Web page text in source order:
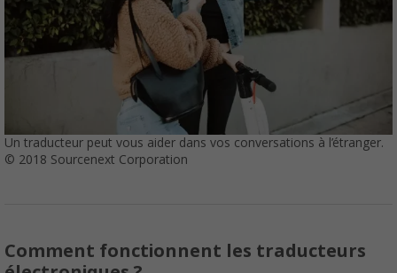
Un traducteur peut vous aider dans vos conversations à l’étranger.
© 2018 Sourcenext Corporation
Comment fonctionnent les traducteurs